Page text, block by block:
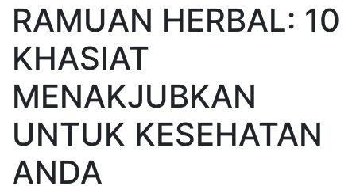
RAMUAN HERBAL: 10
KHASIAT
MENAKJUBKAN
UNTUK KESEHATAN
ANDA